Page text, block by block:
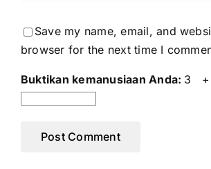
Save my name, email, and
browser for the next time I
Buktikan kemanusiaan Anda: 3